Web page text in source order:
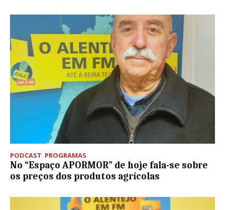
PODCAST, PROGRAMAS
No “Espaço APORMOR” de hoje fala-se sobre
os preços dos produtos agrícolas